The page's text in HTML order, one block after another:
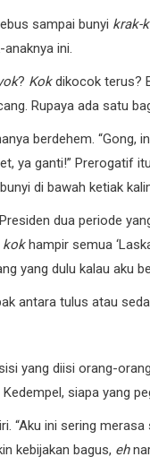
sampai bunyi krak-
ini.
? Kokdikocok terus?
Rupaya ada satu
berdehem.
ya ganti!” Prerogatif
di bawah ketiak
dua periode
kokhampir semua
yang dulu kalau aku
antara tulus atau
yang diisi orang-
siapa yang
“Aku ini sering
kebijakan bagus, eh